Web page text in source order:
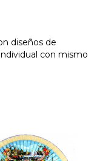
diseños de
con mismo